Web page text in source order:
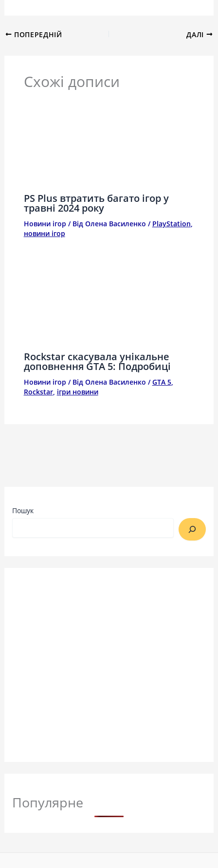
ПОПЕРЕДНІЙ ДАЛІ
Схожі дописи
PS Plus втратить багато ігор у
травні 2024 року
Новини ігор / Від Олена Василенко / PlayStation
новини ігор
Rockstar скасувала унікальне
доповнення GTA 5: Подробиці
Новини ігор / Від Олена Василенко /GTA 5,
Rockstar, ігри новини
Пошук
Популярне